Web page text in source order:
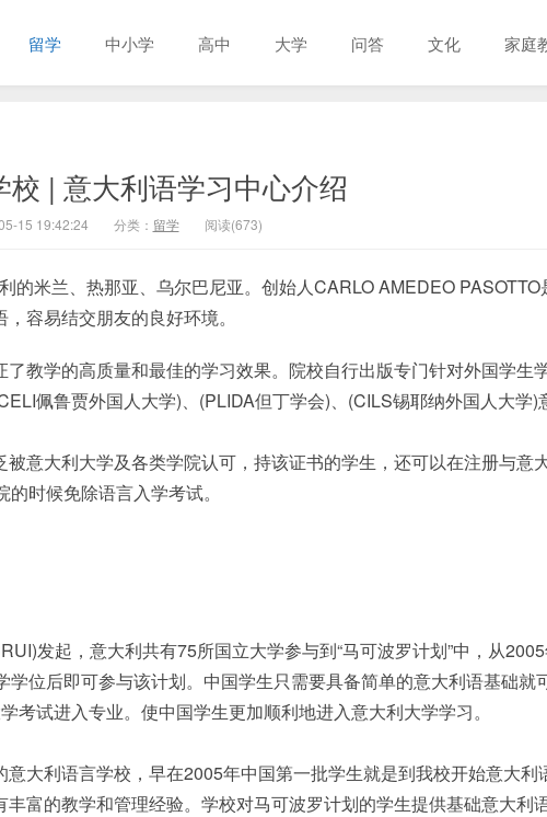
留学 中小学 高中 大学 问答 文化 家庭
| ​意大利语学习中心介绍
15 19:42:24 分类： 留学 阅读(673)
的米兰、热那亚、乌尔巴尼亚。创始人CARLO AMEDEO PASOTTO
容易结交朋友的良好环境。
教学的高质量和最佳的学习效果。院校自行出版专门针对外国学生
佩鲁贾外国人大学)、(PLIDA但丁学会)、(CILS锡耶纳外国人大学)
意大利大学及各类学院认可，持该证书的学生，还可以在注册与意
时候免除语言入学考试。
发起，意大利共有75所国立大学参与到“马可波罗计划”中，从
位后即可参与该计划。中国学生只需要具备简单的意大利语基础就
考试进入专业。使中国学生更加顺利地进入意大利大学学习。
大利语言学校，早在2005年中国第一批学生就是到我校开始意大利
富的教学和管理经验。学校对马可波罗计划的学生提供基础意大利